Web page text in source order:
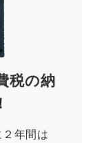
税の納
年間は